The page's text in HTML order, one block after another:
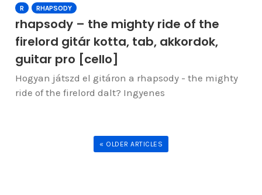
R RHAPSODY
rhapsody – the mighty ride of the
firelord gitár kotta, tab, akkordok,
guitar pro [cello]
Hogyan játszd el gitáron a rhapsody - the mighty
ride of the firelord dalt? Ingyenes
« OLDER ARTICLES